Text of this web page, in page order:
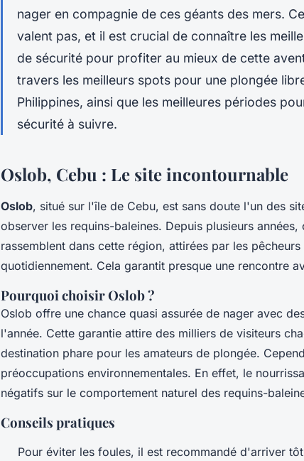
nager en compagnie de ces géants des mers.
valent pas, et il est crucial de connaître les
de sécurité pour profiter au mieux de cette
travers les meilleurs spots pour une plongée
Philippines, ainsi que les meilleures périodes
sécurité à suivre.
Oslob, Cebu : Le site incontournable
Oslob, situé sur l'île de Cebu, est sans doute l'un des
observer les requins-baleines. Depuis plusieurs
rassemblent dans cette région, attirées par les
quotidiennement. Cela garantit presque une rencontre
Pourquoi choisir Oslob ?
Oslob offre une chance quasi assurée de nager avec
l'année. Cette garantie attire des milliers de visiteurs
destination phare pour les amateurs de plongée.
préoccupations environnementales. En effet, le
négatifs sur le comportement naturel des requins-
Conseils pratiques
Pour éviter les foules, il est recommandé d'arriver